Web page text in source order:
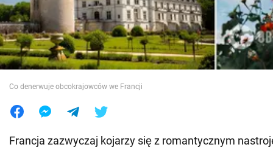
Wojna na Ukrainie
Świat
Jedzenie
Co denerwuje obcokrajowców we Francji
Francja zazwyczaj kojarzy się z romantycznym